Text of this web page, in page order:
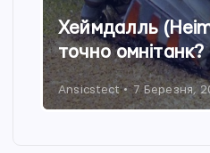
Хеймдалль
точно омнітанк?
Ansicstect 7 Березня,